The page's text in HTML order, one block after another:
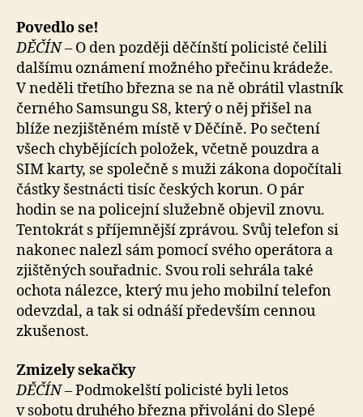
Povedlo se!
DĚČÍN – O den později děčínští policisté čelili
dalšímu oznámení možného přečinu krádeže.
V neděli třetího března se na ně obrátil vlastník
černého Samsungu S8, který o něj přišel na
blíže nezjištěném místě v Děčíně. Po sečtení
všech chybějících položek, včetně pouzdra a
SIM karty, se společně s muži zákona dopočítali
částky šestnácti tisíc českých korun. O pár
hodin se na policejní služebně objevil znovu.
Tentokrát s příjemnější zprávou. Svůj telefon si
nakonec nalezl sám pomocí svého operátora a
zjištěných souřadnic. Svou roli sehrála také
ochota nálezce, který mu jeho mobilní telefon
odevzdal, a tak si odnáší především cennou
zkušenost.
Zmizely sekačky
DĚČÍN –Podmokelští policisté byli letos
v sobotu druhého března přivoláni do Slepé